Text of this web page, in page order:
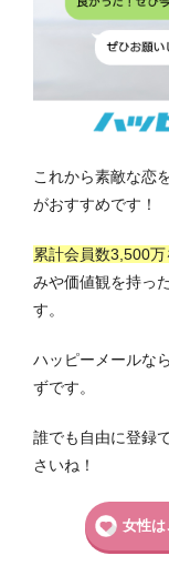
これから素敵な恋
がおすすめです！
累計会員数3,500万
みや価値観を持っ
す。
ハッピーメールな
ずです。
誰でも自由に登録
さいね！
女性は